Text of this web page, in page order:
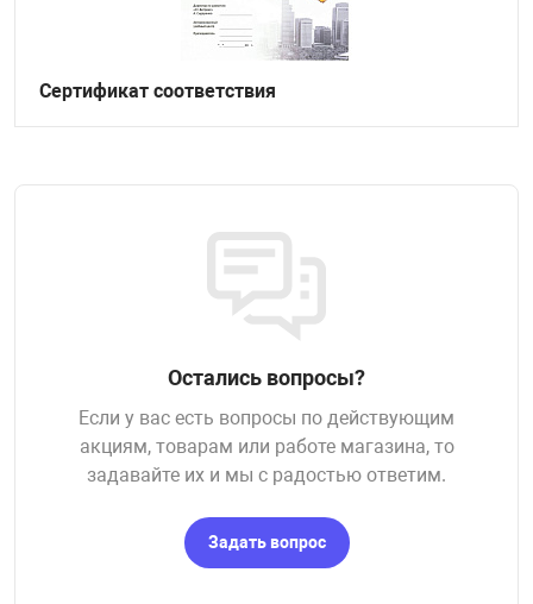
Сертификат соответствия
Остались вопросы?
Если у вас есть вопросы по действующим
акциям, товарам или работе магазина, то
задавайте их и мы с радостью ответим.
Задать вопрос